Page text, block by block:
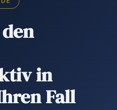
in
Fall